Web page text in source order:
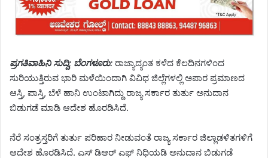
ಪ್ರಗತಿವಾಹಿನಿ ಸುದ್ದಿ; ಬೆಂಗಳೂರು: ರಾಜ್ಯಾದ್ಯಂತ ಕಳೆದ ಕೆಲದಿನಗಳಿಂದ
ಸುರಿಯುತ್ತಿರುವ ಭಾರಿ ಮಳೆಯಿಂದಾಗಿ ವಿವಿಧ ಜಿಲ್ಲೆಗಳಲ್ಲಿ ಅಪಾರ ಪ್ರಮಾಣದ
ಆಸ್ತಿ, ಪಾಸ್ತಿ, ಬೆಳೆ ಹಾನಿ ಉಂಟಾಗಿದ್ದು ರಾಜ್ಯ ಸರ್ಕಾರ ತುರ್ತು ಅನುದಾನ
ಬಿಡುಗಡೆ ಮಾಡಿ ಆದೇಶ ಹೊರಡಿಸಿದೆ.
ನೆರೆ ಸಂತ್ರಸ್ತರಿಗೆ ತುರ್ತು ಪರಿಹಾರ ನೀಡುವಂತೆ ರಾಜ್ಯ ಸರ್ಕಾರ ಜಿಲ್ಲಾಡಳಿತಗಳಿಗೆ
ಆದೇಶ ಹೊರಡಿಸಿದೆ. ಎಸ್ ಡಿಆರ್ ಎಫ್ ನಿಧಿಯಡಿ ಅನುದಾನ ಬಿಡುಗಡೆ